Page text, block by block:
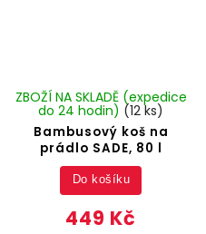
Bambusový koš na
prádlo SADE, 80 l
ZBOŽÍ NA SKLADĚ (expedice
do 24 hodin) (12 ks)
449 Kč
Do košíku